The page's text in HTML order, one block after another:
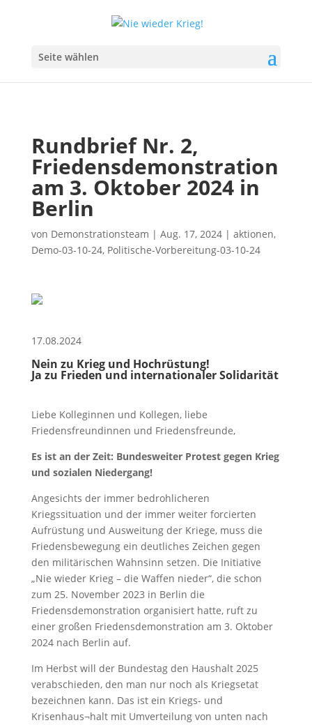
Seite wählen
Rundbrief Nr. 2,
Friedensdemonstration
am 3. Oktober 2024 in
Berlin
von Demonstrationsteam | Aug. 17, 2024| aktionen,
Demo-03-10-24, Politische-Vorbereitung-03-10-24
17.08.2024
Nein zu Krieg und Hochrüstung!
Ja zu Frieden und internationaler Solidarität
Liebe Kolleginnen und Kollegen, liebe
Friedensfreundinnen und Friedensfreunde,
Es ist an der Zeit: Bundesweiter Protest gegen Krieg
und sozialen Niedergang!
Angesichts der immer bedrohlicheren
Kriegssituation und der immer weiter forcierten
Aufrüstung und Ausweitung der Kriege, muss die
Friedensbewegung ein deutliches Zeichen gegen
den militärischen Wahnsinn setzen. Die Initiative
„Nie wieder Krieg – die Waffen nieder“, die schon
zum 25. November 2023 in Berlin die
Friedensdemonstration organisiert hatte, ruft zu
einer großen Friedensdemonstration am 3. Oktober
2024 nach Berlin auf.
Im Herbst will der Bundestag den Haushalt 2025
verabschieden, den man nur noch als Kriegsetat
bezeichnen kann. Das ist ein Kriegs- und
Krisenhaus¬halt mit Umverteilung von unten nach